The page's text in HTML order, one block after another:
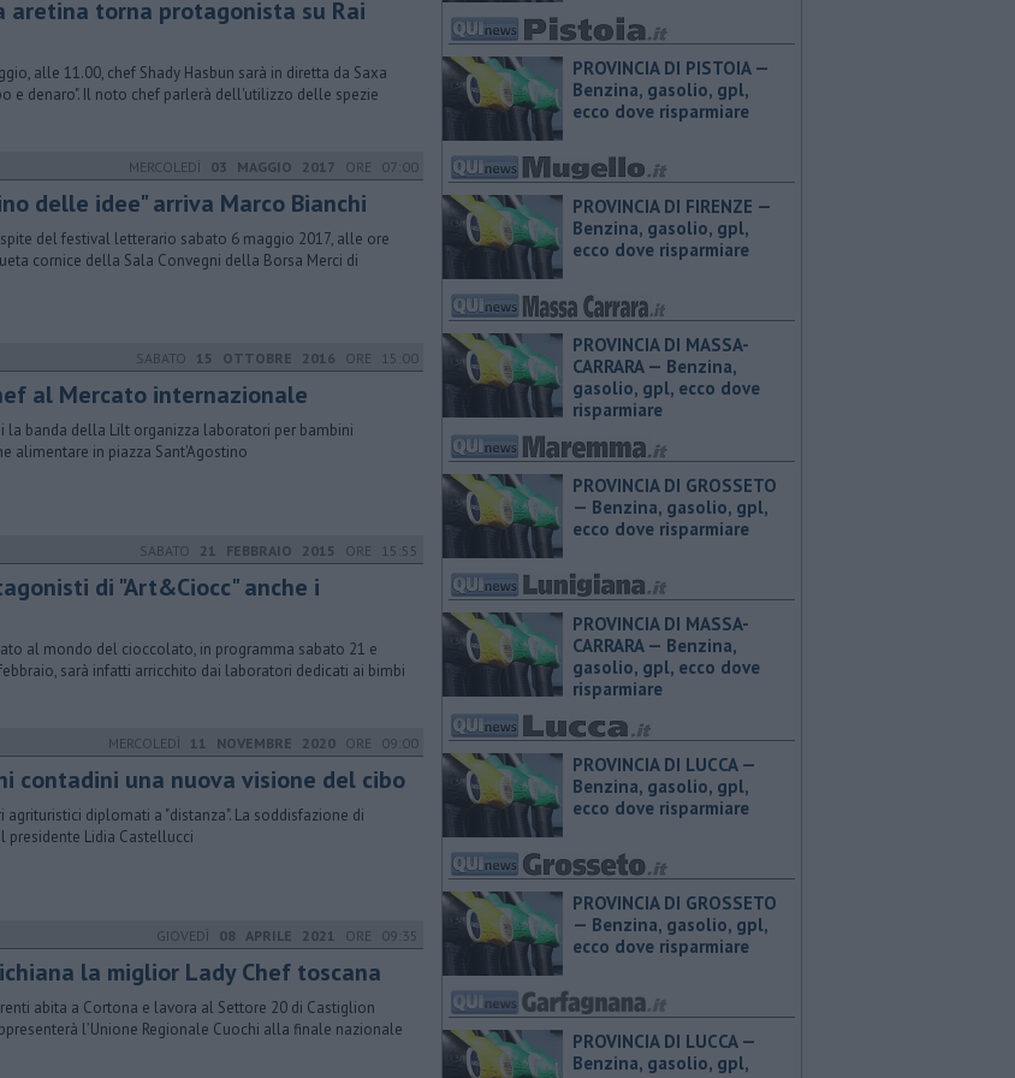
aretina torna protagonista su Rai
alle 11.00, chef Shady Hasbun sarà in diretta da Saxa
e denaro". Il noto chef parlerà dell'utilizzo delle spezie
MERCOLEDÌ 03 MAGGIO 2017 ORE 07:00
delle idee" arriva Marco Bianchi
del festival letterario sabato 6 maggio 2017, alle ore
cornice della Sala Convegni della Borsa Merci di
SABATO 15 OTTOBRE 2016 ORE 15:00
al Mercato internazionale
la banda della Lilt organizza laboratori per bambini
alimentare in piazza Sant'Agostino
SABATO 21 FEBBRAIO 2015 ORE 15:55
di "Art&Ciocc" anche i
al mondo del cioccolato, in programma sabato 21 e
sarà infatti arricchito dai laboratori dedicati ai bimbi
MERCOLEDÌ 11 NOVEMBRE 2020 ORE 09:00
contadini una nuova visione del cibo
agrituristici diplomati a "distanza". La soddisfazione di
presidente Lidia Castellucci
GIOVEDÌ 08 APRILE 2021 ORE 09:35
la miglior Lady Chef toscana
abita a Cortona e lavora al Settore 20 di Castiglion
l’Unione Regionale Cuochi alla finale nazionale
PROVINCIA DI PISTOIA — ​
Benzina, gasolio, gpl,
ecco dove risparmiare
PROVINCIA DI FIRENZE — ​
Benzina, gasolio, gpl,
ecco dove risparmiare
PROVINCIA DI MASSA-
CARRARA — ​Benzina,
gasolio, gpl, ecco dove
risparmiare
PROVINCIA DI GROSSETO
— ​Benzina, gasolio, gpl,
ecco dove risparmiare
PROVINCIA DI MASSA-
CARRARA — ​Benzina,
gasolio, gpl, ecco dove
risparmiare
PROVINCIA DI LUCCA — ​
Benzina, gasolio, gpl,
ecco dove risparmiare
PROVINCIA DI GROSSETO
— ​Benzina, gasolio, gpl,
ecco dove risparmiare
PROVINCIA DI LUCCA — ​
Benzina, gasolio, gpl,